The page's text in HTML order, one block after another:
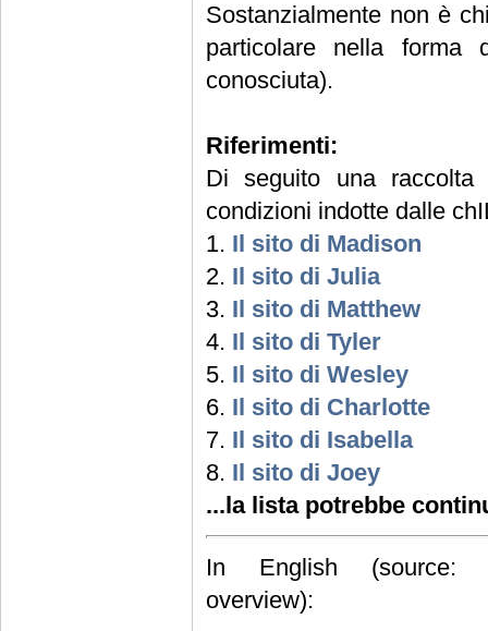
Sostanzialmente non è
particolare nella forma
conosciuta).
Riferimenti:
Di seguito una
condizioni indotte dalle
1. Il sito di Madison
2. Il sito di Julia
3. Il sito di Matthew
4. Il sito di Tyler
5. Il sito di Wesley
6. Il sito di Charlotte
7. Il sito di Isabella
8. Il sito di Joey
...la lista potrebbe
In English (source:
overview):